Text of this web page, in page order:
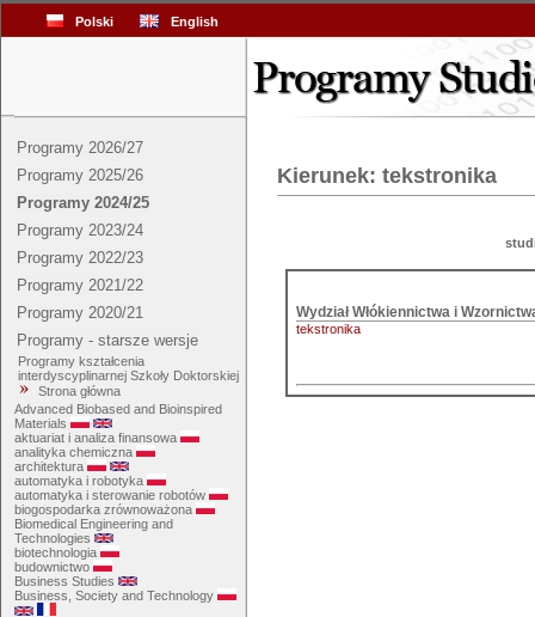
Polski English
Programy 2026/27
Programy 2025/26
Programy 2024/25
Programy 2023/24
Programy 2022/23
Programy 2021/22
Programy 2020/21
Programy - starsze wersje
Programy kształcenia
interdyscyplinarnej Szkoły Doktorskiej
Strona główna
Advanced Biobased and Bioinspired
Materials
aktuariat i analiza finansowa
analityka chemiczna
architektura
automatyka i robotyka
automatyka i sterowanie robotów
biogospodarka zrównoważona
Biomedical Engineering and
Technologies
biotechnologia
budownictwo
Business Studies
Business, Society and Technology
Kierunek: tekstronika
tekstronika